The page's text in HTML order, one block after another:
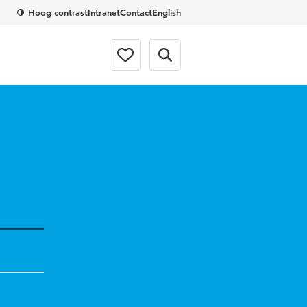
Hoog contrastIntranetContactEnglish